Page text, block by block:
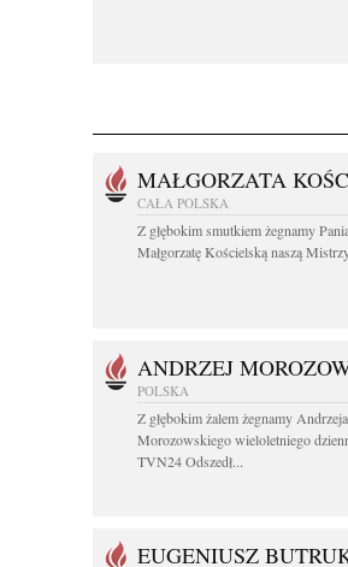
MAŁGORZATA
CAŁA POLSKA
Z głębokim smutkiem żegnamy
Małgorzatę Kościelską naszą
ANDRZEJ
POLSKA
Z głębokim żalem żegnamy Andrzeja
Morozowskiego wieloletniego
TVN24 Odszedł...
EUGENIUSZ